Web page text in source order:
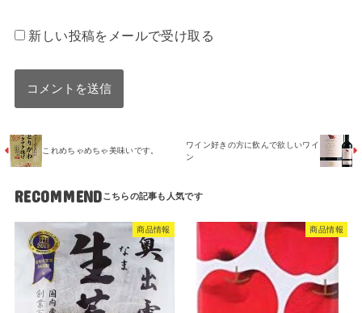
新しい投稿をメールで受け取る
これめちゃめちゃ美味いです。
ワイン好きの方に飲んで欲しいワイ
ン
RECOMMEND
商品情報 商品情報